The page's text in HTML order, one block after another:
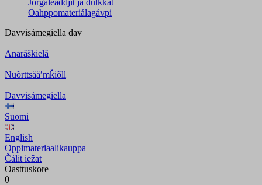
Oahppomateriálagávpi
Davvisámegiella dav
Anarâškielâ
Nuõrttsääʹmǩiõll
Davvisámegiella
Suomi
English
Oppimateriaalikauppa
Čálit iežat
Oasttuskore
0